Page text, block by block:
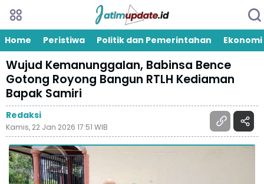
Home Peristiwa Politik dan Pemerintahan Ekonomi
Wujud Kemanunggalan, Babinsa Bence
Gotong Royong Bangun RTLH Kediaman
Bapak Samiri
Redaksi
Kamis, 22 Jan 2026 17:51 WIB